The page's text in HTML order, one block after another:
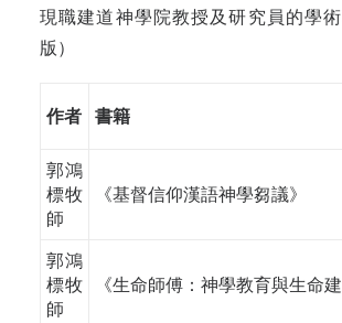
現職建道神學院教授及研究員的學
版）
作者 書籍
郭鴻
標牧
師
《基督信仰漢語神學芻議》
郭鴻
標牧
師
《生命師傅：神學教育與生命建